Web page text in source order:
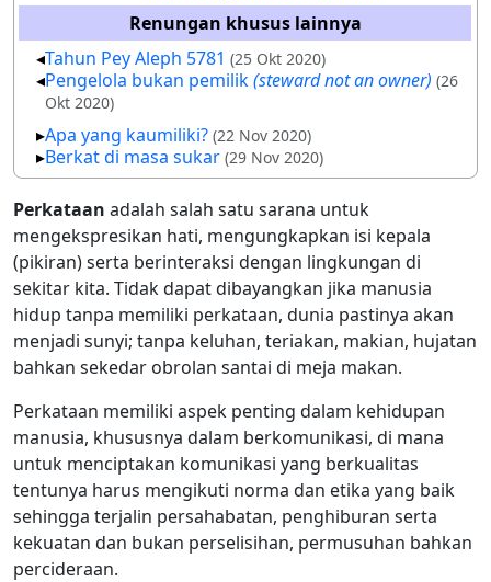
Renungan khusus lainnya
Tahun Pey Aleph 5781 (25 Okt 2020)
Pengelola bukan pemilik(steward not an owner) (26
Okt 2020)
Apa yang kaumiliki? (22 Nov 2020)
Berkat di masa sukar (29 Nov 2020)
Perkataan adalah salah satu sarana untuk
mengekspresikan hati, mengungkapkan isi kepala
(pikiran) serta berinteraksi dengan lingkungan di
sekitar kita. Tidak dapat dibayangkan jika manusia
hidup tanpa memiliki perkataan, dunia pastinya akan
menjadi sunyi; tanpa keluhan, teriakan, makian, hujatan
bahkan sekedar obrolan santai di meja makan.
Perkataan memiliki aspek penting dalam kehidupan
manusia, khususnya dalam berkomunikasi, di mana
untuk menciptakan komunikasi yang berkualitas
tentunya harus mengikuti norma dan etika yang baik
sehingga terjalin persahabatan, penghiburan serta
kekuatan dan bukan perselisihan, permusuhan bahkan
percideraan.